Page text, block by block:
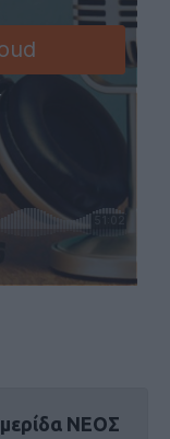
ΝΕΟΣ